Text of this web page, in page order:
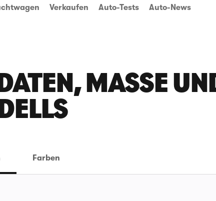
Verkaufen Auto-Tests Auto-News
MASSE
Farben